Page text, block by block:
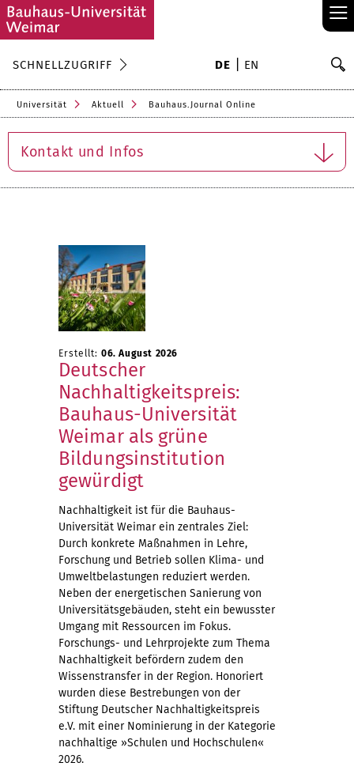
≡
SCHNELLZUGRIFF DE EN
Universität Aktuell Bauhaus.Journal Online
Kontakt und Infos
Erstellt: 06. August 2026
Deutscher
Nachhaltigkeitspreis:
Bauhaus-Universität
Weimar als grüne
Bildungsinstitution
gewürdigt
Nachhaltigkeit ist für die Bauhaus-
Universität Weimar ein zentrales Ziel:
Durch konkrete Maßnahmen in Lehre,
Forschung und Betrieb sollen Klima- und
Umweltbelastungen reduziert werden.
Neben der energetischen Sanierung von
Universitätsgebäuden, steht ein bewusster
Umgang mit Ressourcen im Fokus.
Forschungs- und Lehrprojekte zum Thema
Nachhaltigkeit befördern zudem den
Wissenstransfer in der Region. Honoriert
wurden diese Bestrebungen von der
Stiftung Deutscher Nachhaltigkeitspreis
e.V. mit einer Nominierung in der Kategorie
nachhaltige »Schulen und Hochschulen«
2026.